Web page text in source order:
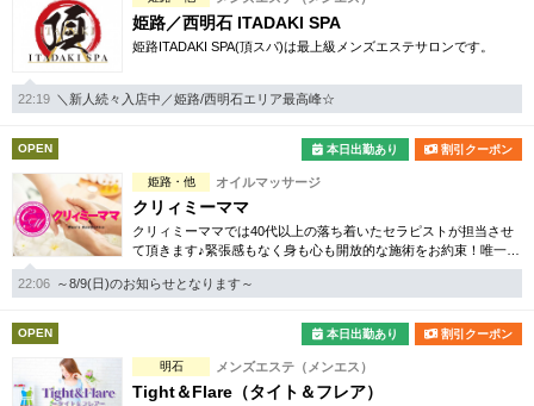
こだわり条件を変更
閉じる
姫路／西明石 ITADAKI SPA
姫路ITADAKI SPA(頂スパ)は最上級メンズエステサロンです。
22:19 ＼新人続々入店中／姫路/西明石エリア最高峰☆
OPEN 本日出勤あり 割引クーポン
姫路・他 オイルマッサージ
クリィミーママ
クリィミーママでは40代以上の落ち着いたセラピストが担当させ
て頂きます♪緊張感もなく身も心も開放的な施術をお約束！唯一無
二のミセス専門店となります。
22:06 ～8/9(日)のお知らせとなります～
OPEN 本日出勤あり 割引クーポン
明石 メンズエステ（メンエス）
Tight＆Flare（タイト＆フレア）